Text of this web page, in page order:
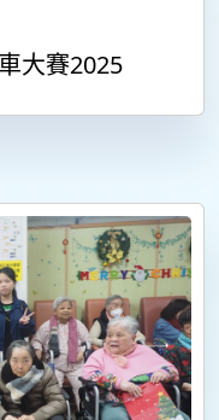
大賽2025